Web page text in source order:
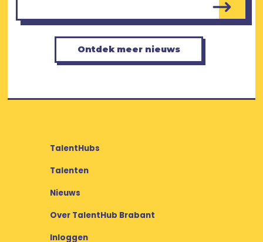
Ontdek meer nieuws
TalentHubs
Talenten
Nieuws
Over TalentHub Brabant
Inloggen